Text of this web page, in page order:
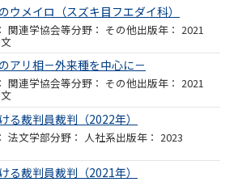
ウメイロ（スズキ目フエダイ科）
関連学協会等 その他 2021
アリ相－外来種を中心に－
関連学協会等 その他 2021
る裁判員裁判（2022年）
法文学部 人社系 2023
る裁判員裁判（2021年）